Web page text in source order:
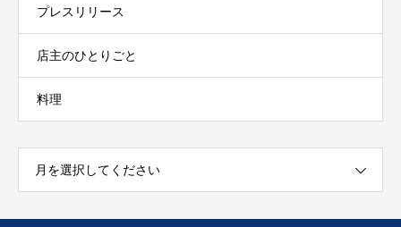
プレスリリース
店主のひとりごと
料理
月を選択してください